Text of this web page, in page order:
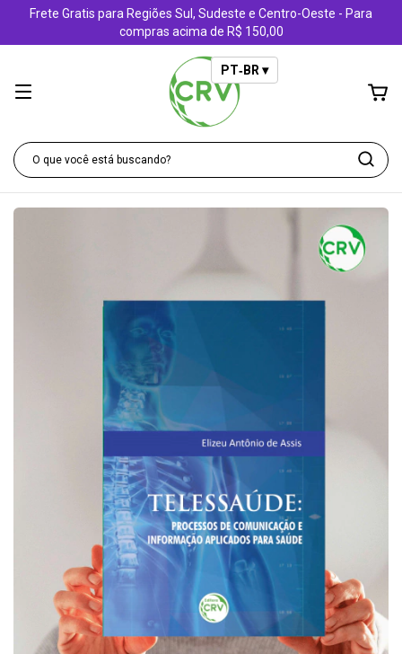
Frete Gratis para Regiões Sul, Sudeste e Centro-Oeste - Para
compras acima de R$ 150,00
PT‑BR ▾